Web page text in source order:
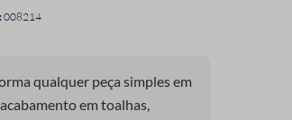
:008214
qualquer peça simples em
em toalhas,